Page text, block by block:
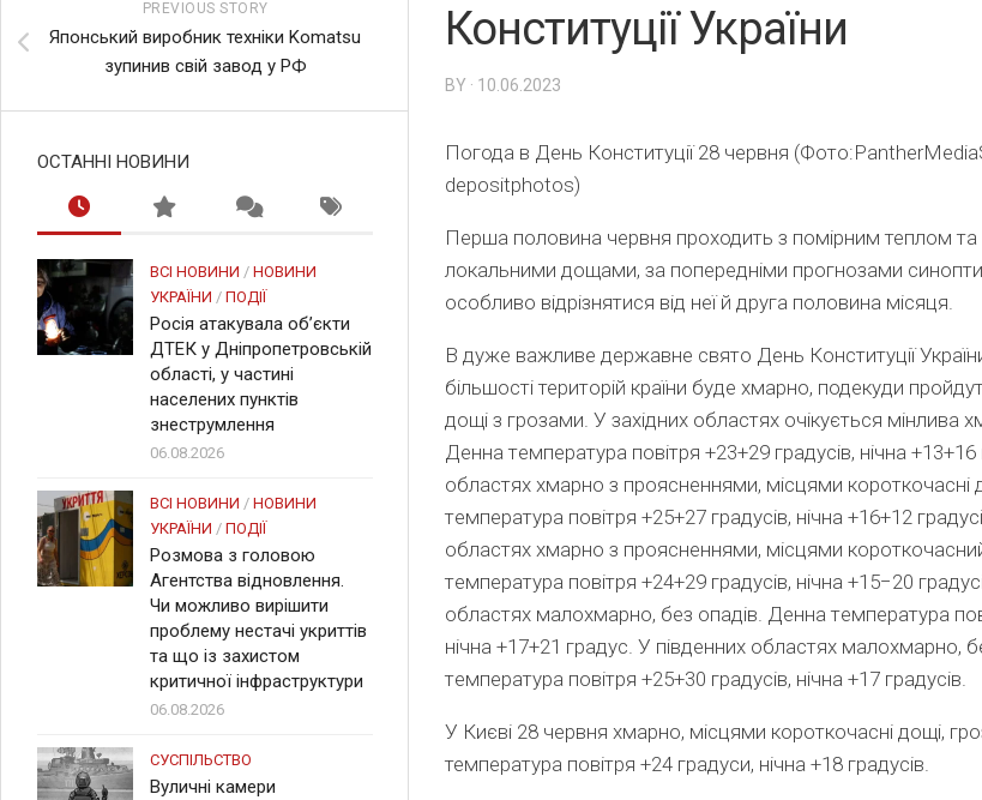
Конституції України
BY · 10.06.2023
Погода в День Конституції 28 червня
depositphotos)
Перша половина червня проходить з помірним теплом та
локальними дощами, за попередніми прогнозами
особливо відрізнятися від неї й друга половина місяця.
В дуже важливе державне свято День Конституції
більшості територій країни буде хмарно, подекуди
дощі з грозами. У західних областях очікується мінлива
Денна температура повітря +23+29 градусів, нічна +13+16
областях хмарно з проясненнями, місцями короткочасні
температура повітря +25+27 градусів, нічна +16+12
областях хмарно з проясненнями, місцями короткочасн
температура повітря +24+29 градусів, нічна +15−20
областях малохмарно, без опадів. Денна температура
нічна +17+21 градус. У південних областях малохмарно,
температура повітря +25+30 градусів, нічна +17 градусів.
У Києві 28 червня хмарно, місцями короткочасні дощі,
температура повітря +24 градуси, нічна +18 градусів.
PREVIOUS STORY
Японський виробник техніки Komatsu
зупинив свій завод у РФ
ОСТАННІ НОВИНИ
ВСІ НОВИНИ / НОВИНИ
УКРАЇНИ / ПОДІЇ
Росія атакувала об’єкти
ДТЕК у Дніпропетровській
області, у частині
населених пунктів
знеструмлення
06.08.2026
ВСІ НОВИНИ / НОВИНИ
УКРАЇНИ / ПОДІЇ
Розмова з головою
Агентства відновлення.
Чи можливо вирішити
проблему нестачі укриттів
та що із захистом
критичної інфраструктури
06.08.2026
СУСПІЛЬСТВО
Вуличні камери